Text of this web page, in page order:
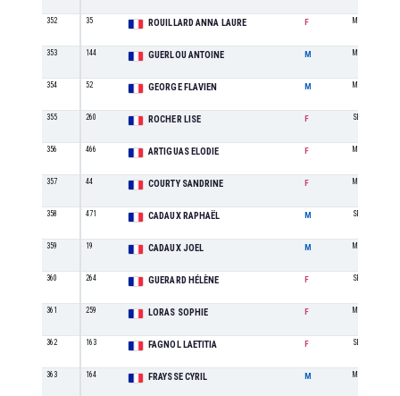
352 35 ROUILLARD ANNA LAURE F M0
353 144 GUERLOU ANTOINE M M0
354 52 GEORGE FLAVIEN M M1
355 260 ROCHER LISE F SE
356 466 ARTIGUAS ELODIE F M0
357 44 COURTY SANDRINE F M1
358 471 CADAUX RAPHAËL M SE
359 19 CADAUX JOEL M M5
360 264 GUERARD HÉLÈNE F SE
361 259 LORAS SOPHIE F M0
362 163 FAGNOL LAETITIA F SE
363 164 FRAYSSE CYRIL M M2